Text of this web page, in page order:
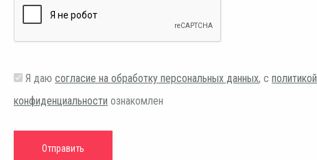
Я даю согласие на обработку персональных данных, с политикой
конфиденциальности ознакомлен